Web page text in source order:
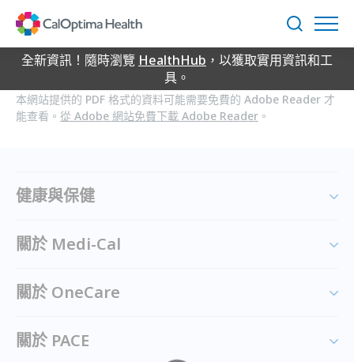
Content
搜
尋
全新資訊！隨時瀏覽 HealthHub ，以獲取實用資訊和工
具。
本網站提供的 PDF 格式的資料可能需要免費的 Adobe Reader 才
能查看。 從 Adobe 網站免費下載 Adobe Reader 。
健康與保健
關於 Medi-Cal
關於 OneCare
關於 PACE